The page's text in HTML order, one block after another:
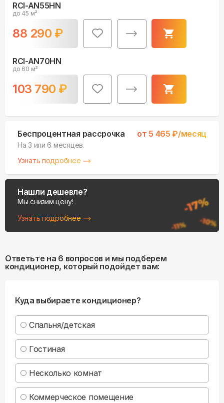
RCI-AN55HN
до 45 м²
88 290 ₽
RCI-AN70HN
до 60 м²
103 790 ₽
Беспроцентная рассрочка от 5 465 ₽/месяц
На 3 или 6 месяцев.
Узнать подробнее
Нашли дешевле?
Мы снизим цену!
Узнать подробнее
Ответьте на 6 вопросов и мы подберем
кондиционер, который подойдет вам:
Куда выбираете кондиционер?
Спальня/детская
Гостиная
Несколько комнат
Коммерческое помещение